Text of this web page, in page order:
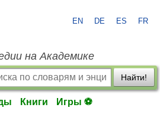
EN DE ES FR
на Академике
Найти!
Книги Игры ⚽